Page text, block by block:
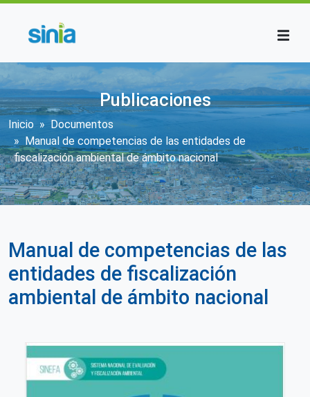
Publicaciones
Sobrescribir enlaces de ayuda a la
Inicio
Documentos
Manual de competencias de las entidades de
fiscalización ambiental de ámbito nacional
Manual de competencias de las
entidades de fiscalización
ambiental de ámbito nacional